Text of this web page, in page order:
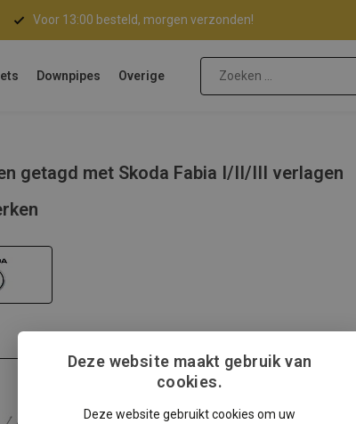
Voor 13:00 besteld, morgen verzonden!
Downpipes Overige
getagd met Skoda Fabia I/II/III verlagen
Skoda Fabia I/II/III schroefset
Deze website maakt gebruik van
cookies.
Deze website gebruikt cookies om uw